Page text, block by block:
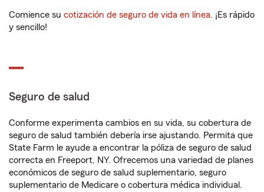
Comience su cotización de seguro de vida en línea. ¡Es rápido
y sencillo!
Seguro de salud
Conforme experimenta cambios en su vida, su cobertura de
seguro de salud también debería irse ajustando. Permita que
State Farm le ayude a encontrar la póliza de seguro de salud
correcta en Freeport, NY. Ofrecemos una variedad de planes
económicos de seguro de salud suplementario, seguro
suplementario de Medicare o cobertura médica individual.